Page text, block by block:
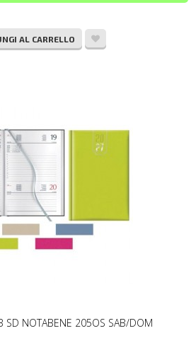
AL CARRELLO
SD NOTABENE 205OS SAB/DOM